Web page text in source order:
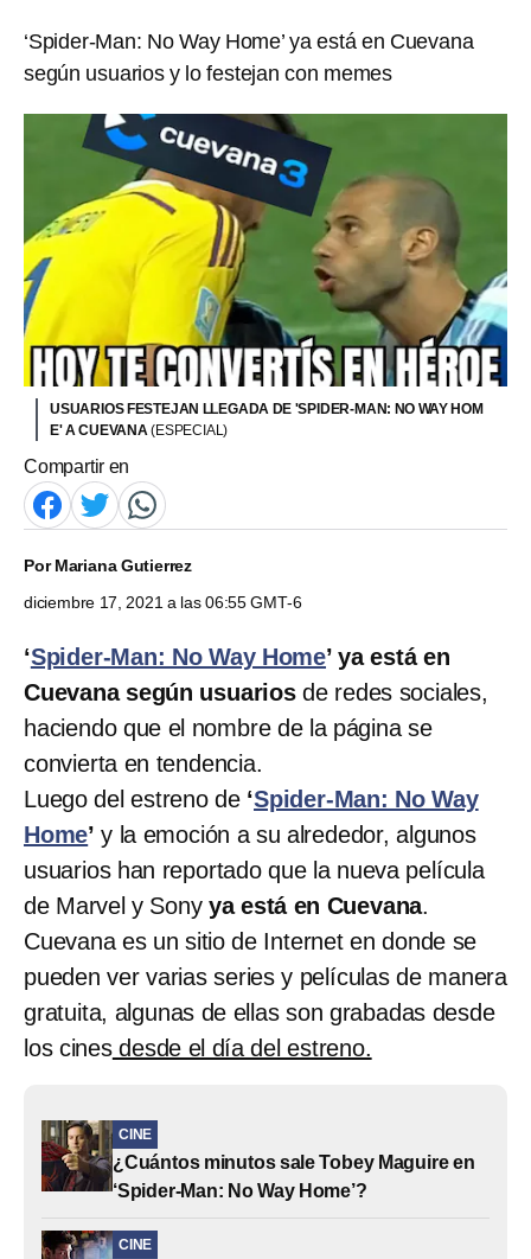
‘Spider-Man: No Way Home’ ya está en Cuevana
según usuarios y lo festejan con memes
USUARIOS FESTEJAN LLEGADA DE 'SPIDER-MAN: NO WAY HOM
E' A CUEVANA(ESPECIAL)
Compartir en
PorMariana Gutierrez
diciembre 17, 2021 a las 06:55 GMT-6
‘Spider-Man: No Way Home’ ya está en
Cuevana según usuariosde redes sociales,
haciendo que el nombre de la página se
convierta en tendencia.
Luego del estreno de ‘Spider-Man: No Way
Home’ y la emoción a su alrededor, algunos
usuarios han reportado que la nueva película
de Marvel y Sonyya está en Cuevana.
Cuevana es un sitio de Internet en donde se
pueden ver varias series y películas de manera
gratuita, algunas de ellas son grabadas desde
los cinesdesde el día del estreno.
CINE
¿Cuántos minutos sale Tobey Maguire en
‘Spider-Man: No Way Home’?
CINE